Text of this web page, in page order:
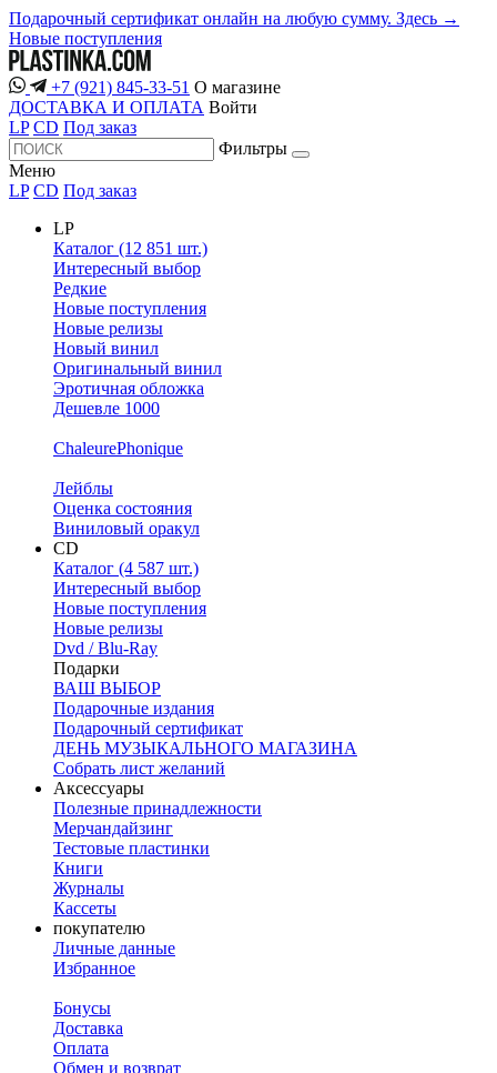
Подарочный сертификат онлайн на любую сумму. Здесь →
Новые поступления
+7 (921) 845-33-51 О магазине
ДОСТАВКА И ОПЛАТА Войти
LP CD Под заказ
Фильтры
Меню
LP CD Под заказ
LP
Каталог (12 851 шт.)
Интересный выбор
Редкие
Новые поступления
Новые релизы
Новый винил
Оригинальный винил
Эротичная обложка
Дешевле 1000
ChaleurePhonique
Лейблы
Оценка состояния
Виниловый оракул
CD
Каталог (4 587 шт.)
Интересный выбор
Новые поступления
Новые релизы
Dvd / Blu-Ray
Подарки
ВАШ ВЫБОР
Подарочные издания
Подарочный сертификат
ДЕНЬ МУЗЫКАЛЬНОГО МАГАЗИНА
Собрать лист желаний
Аксессуары
Полезные принадлежности
Мерчандайзинг
Тестовые пластинки
Книги
Журналы
Кассеты
покупателю
Личные данные
Избранное
Бонусы
Доставка
Оплата
Обмен и возврат